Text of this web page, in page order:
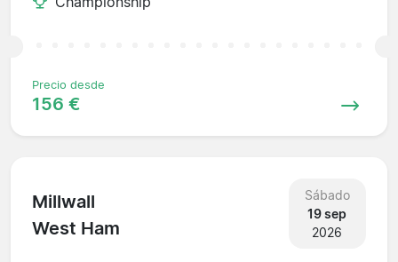
Precio desde
156 €
Millwall
West Ham
Sábado
19 sep
2026